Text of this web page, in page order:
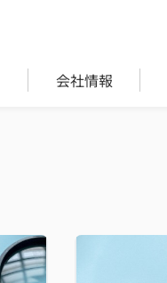
会社情報